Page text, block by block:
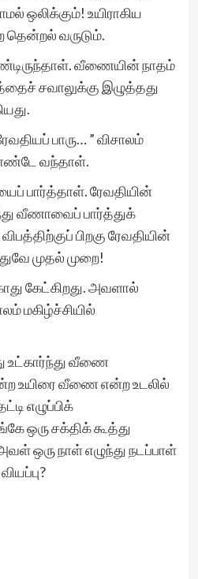
ஒலிக்கும்! உயிராகிய
வருடும்.
வீணையின் நாதம்
சவாலுக்கு இழுத்தது
பாரு… ” விசாலம்
வந்தாள்.
பார்த்தாள். ரேவதியின்
வீணாவைப் பார்த்துக்
பிறகு ரேவதியின்
முதல் முறை!
கேட்கிறது. அவளால்
மகிழ்ச்சியில்
உட்கார்ந்து வீணை
உயிரை வீணை என்ற உடலில்
எழுப்பிக்
ஒரு சக்திக் கூத்து
ஒரு நாள் எழுந்து நடப்பாள்